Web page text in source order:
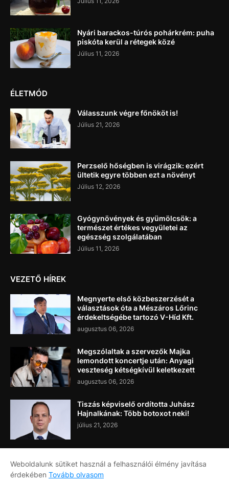
Nyári barackos-túrós pohárkrém: puha
piskóta kerül a rétegek közé
Július 11, 2026
ÉLETMÓD
Válasszunk végre főnököt is!
Július 21, 2026
Perzselő hőségben is virágzik: ezért
ültetik egyre többen ezt a növényt
Július 12, 2026
Gyógynövények és gyümölcsök: a
természet értékes vegyületei az
egészség szolgálatában
Július 11, 2026
VEZETŐ HÍREK
Megnyerte első közbeszerzését a
választások óta a Mészáros Lőrinc
érdekeltségébe tartozó V-Híd Kft.
augusztus 06, 2026
Megszólaltak a szervezők Majka
lemondott koncertje után: Anyagi
veszteség kétségkívül keletkezett
augusztus 06, 2026
Tiszás képviselő ordította Juhász
Hajnalkának: Több botoxot neki!
július 21, 2026
Címlap Rólunk
Weboldalunk sütiket használ a felhasználói élmény javítása
érdekében Tovább olvasom